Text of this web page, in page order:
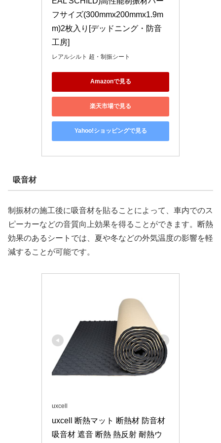
フサイズ(300mmx200mmx1.9m
m)2枚入り[デッドニング・防音
工房]
レアルシルト 超・制振シート
Amazonで見る
楽天市場で見る
Yahoo!ショッピングで見る
吸音材
制振材の施工後に吸音材を貼ることによって、車内でのス
ピーカーなどの音質向上効果を得ることができます。断熱
効果のあるシートでは、夏や冬などの外気温度の影響を軽
減することが可能です。
uxcell
uxcell 断熱マット 断熱材 防音材
吸音材 遮音 断熱 熱反射 耐熱ウ